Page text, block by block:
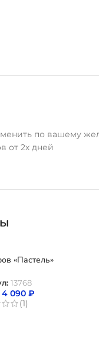
по вашему
от 2х дней
«Пастель»
13768
4 090 ₽
(1)